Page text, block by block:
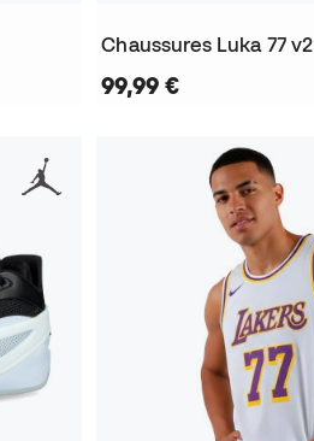
Chaussures Luka 77 v2
99,99 €